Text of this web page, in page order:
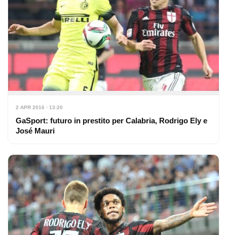
2 APR 2016 · 13:20
GaSport: futuro in prestito per Calabria, Rodrigo Ely e
José Mauri